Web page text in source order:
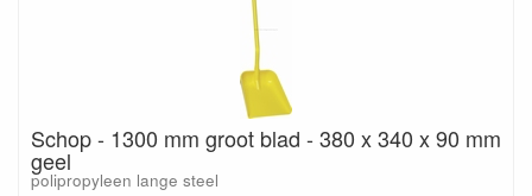
Schop - 1300 mm groot blad - 380 x 340 x 90 mm
geel
polipropyleen lange steel